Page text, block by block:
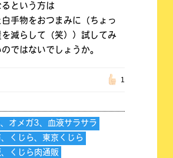
という方は
白手物をおつまみに（ちょっ
を減らして（笑））試してみ
ではないでしょうか。
1
、オメガ3、血液サラサラ
くじら、東京くじら
くじら肉通販